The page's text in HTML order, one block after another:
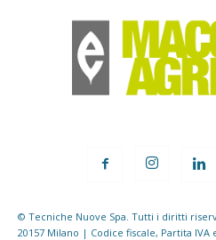
© Tecniche Nuove Spa. Tutti i diritti
20157 Milano | Codice fiscale, Partita